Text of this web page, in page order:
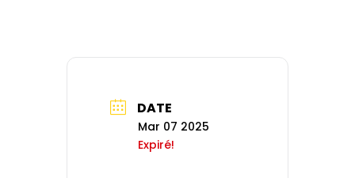
DATE
Mar 07 2025
Expiré!